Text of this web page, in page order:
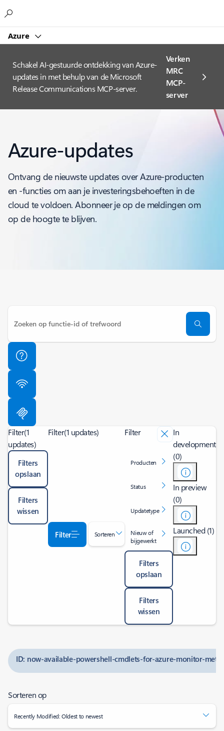
Azure
Schakel AI-gestuurde ontdekking van Azure-
updates in met behulp van de Microsoft
Release Communications MCP-server.
Verken
MRC
MCP-
server
Azure-updates
Ontvang de nieuwste updates over Azure-producten
en -functies om aan je investeringsbehoeften in de
cloud te voldoen. Abonneer je op de meldingen om
op de hoogte te blijven.
Filter(1
updates)
Filters
opslaan
Filters
wissen
Filter(1 updates)
Filter Sorteren
Filter
Producten
Status
Updatetype
Nieuw of
bijgewerkt
Filters
opslaan
Filters
wissen
In
development
(0)
In preview
(0)
Launched (1)
ID: now-available-powershell-cmdlets-for-azure-monitor-
Sorteren op
Recently Modified: Oldest to newest